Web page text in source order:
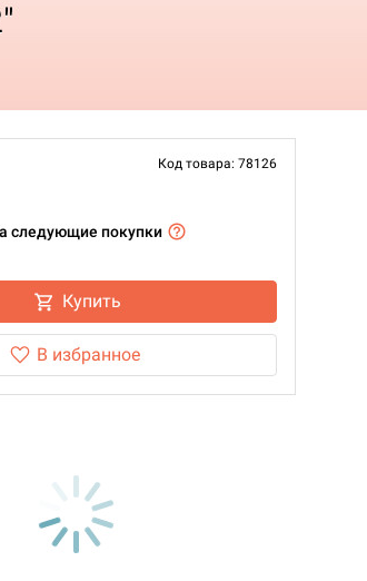
Код товара: 78126
следующие покупки
Купить
В избранное